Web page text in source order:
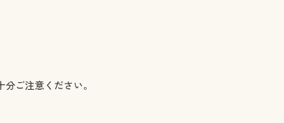
ご注意ください。